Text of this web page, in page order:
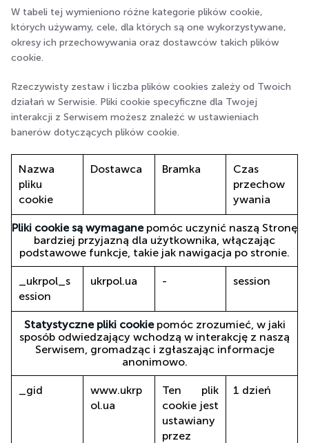
W tabeli tej wymieniono różne kategorie plików cookie,
których używamy, cele, dla których są one wykorzystywane,
okresy ich przechowywania oraz dostawców takich plików
cookie.
Rzeczywisty zestaw i liczba plików cookies zależy od Twoich
działań w Serwisie. Pliki cookie specyficzne dla Twojej
interakcji z Serwisem możesz znaleźć w ustawieniach
banerów dotyczących plików cookie.
Nazwa
pliku
cookie
Dostawca Bramka
Czas
przechow
ywania
Pliki cookie są wymaganepomóc uczynić naszą Stronę
bardziej przyjazną dla użytkownika, włączając
podstawowe funkcje, takie jak nawigacja po stronie.
_ukrpol_s
ession
ukrpol.ua - session
Statystyczne pliki cookiepomóc zrozumieć, w jaki
sposób odwiedzający wchodzą w interakcję z naszą
Serwisem, gromadząc i zgłaszając informacje
anonimowo.
_gid
www.ukrp
ol.ua
Ten plik
cookie jest
ustawiany
przez
1 dzień